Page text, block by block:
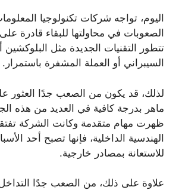
اليوم، تواجه شركات تكنولوجيا
الصعوبات في محاولتها للبقاء قادرة
تتطور التقنيات الجديدة مثل البلوكشين
السيبراني أو العملة المشفرة باستمرار.
لذلك، قد يكون من الصعب جدًا
ماهر بدرجة كافية في العديد من هذه
ظهرت مهام متقدمة وكانت الشركة
الهندسية الداخلية، فإنها تصبح أحد
للاستعانة بمصادر خارجية.
علاوة على ذلك، من الصعب جدًا